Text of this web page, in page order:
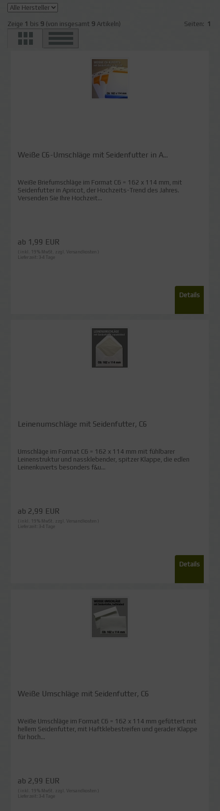
Zeige 1 bis 9 (von insgesamt 9 Artikeln) Seiten: 1
Weiße C6-Umschläge mit Seidenfutter in A...
Weiße Briefumschläge im Format C6 = 162 x 114 mm, mit
Seidenfutter in Apricot, der Hochzeits-Trend des Jahres.
Versenden Sie Ihre Hochzeit...
ab 1,99 EUR
( inkl. 19 % MwSt. zzgl. Versandkosten )
Lieferzeit:3-4 Tage
Details
Leinenumschläge mit Seidenfutter, C6
Umschläge im Format C6 = 162 x 114 mm mit fühlbarer
Leinenstruktur und nassklebender, spitzer Klappe, die edlen
Leinenkuverts besonders f&u...
ab 2,99 EUR
( inkl. 19 % MwSt. zzgl. Versandkosten )
Lieferzeit:3-4 Tage
Details
Weiße Umschläge mit Seidenfutter, C6
Weiße Umschläge im Format C6 = 162 x 114 mm gefüttert mit
hellem Seidenfutter, mit Haftklebestreifen und gerader Klappe
für hoch...
ab 2,99 EUR
( inkl. 19 % MwSt. zzgl. Versandkosten )
Lieferzeit:3-4 Tage